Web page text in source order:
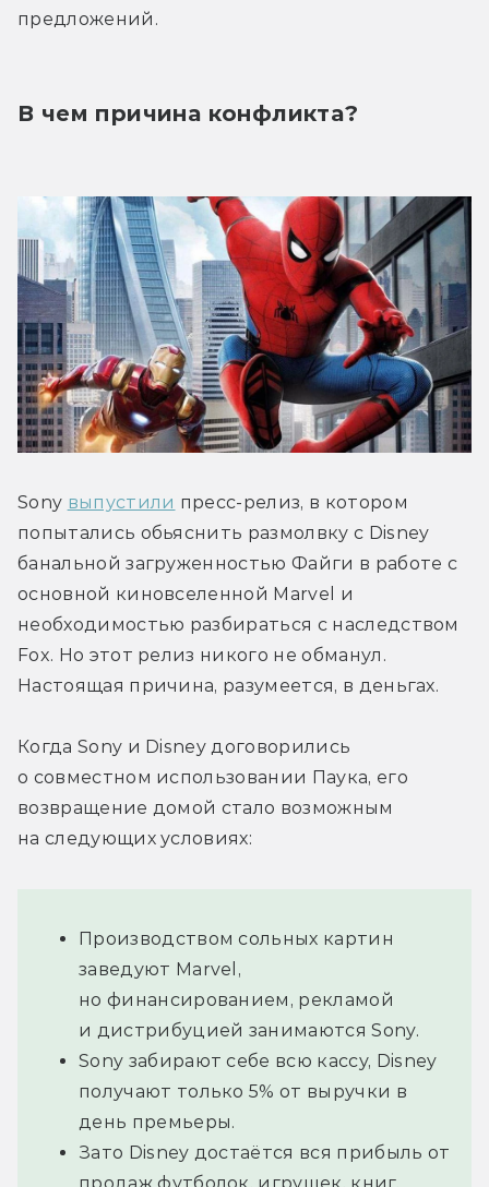
предложений.
В чем причина конфликта?
Sony выпустили пресс-релиз, в котором
попытались обьяснить размолвку с Disney
банальной загруженностью Файги в работе с
основной киновселенной Marvel и
необходимостью разбираться с наследством
Fox. Но этот релиз никого не обманул.
Настоящая причина, разумеется, в деньгах.
Когда Sony и Disney договорились
о совместном использовании Паука, его
возвращение домой стало возможным
на следующих условиях:
Производством сольных картин
заведуют Marvel,
но финансированием, рекламой
и дистрибуцией занимаются Sony.
Sony забирают себе всю кассу, Disney
получают только 5% от выручки в
день премьеры.
Зато Disney достаётся вся прибыль от